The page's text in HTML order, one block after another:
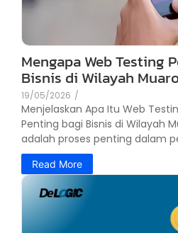
Mengapa Web Testing
Bisnis di Wilayah
19/05/2026 /
Menjelaskan Apa Itu Web
Penting bagi Bisnis di Wilayah
adalah proses penting dalam
Read More